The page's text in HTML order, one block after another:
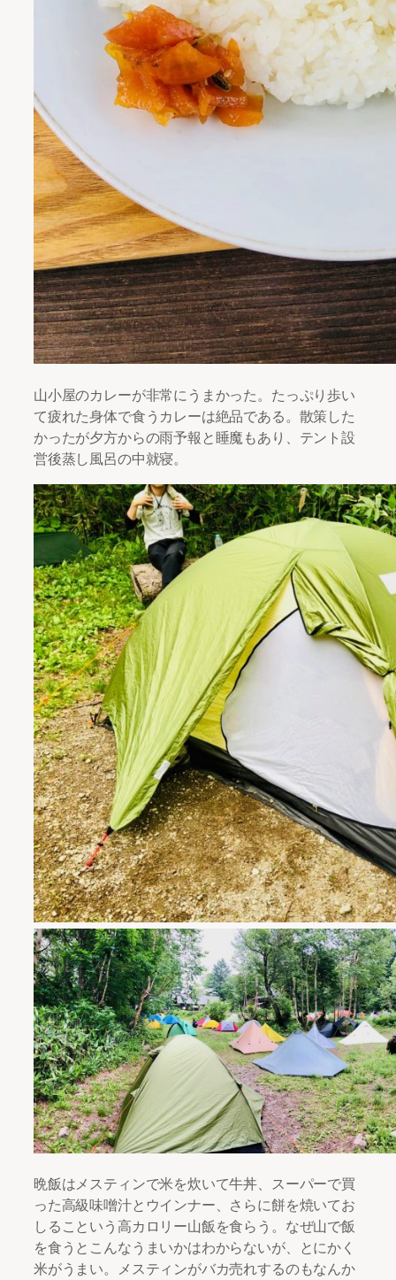
山小屋のカレーが非常にうまかった。たっぷり歩い
て疲れた身体で食うカレーは絶品である。散策した
かったが夕方からの雨予報と睡魔もあり、テント設
営後蒸し風呂の中就寝。
晩飯はメスティンで米を炊いて牛丼、スーパーで買
った高級味噌汁とウインナー、さらに餅を焼いてお
しるこという高カロリー山飯を食らう。なぜ山で飯
を食うとこんなうまいかはわからないが、とにかく
米がうまい。メスティンがバカ売れするのもなんか